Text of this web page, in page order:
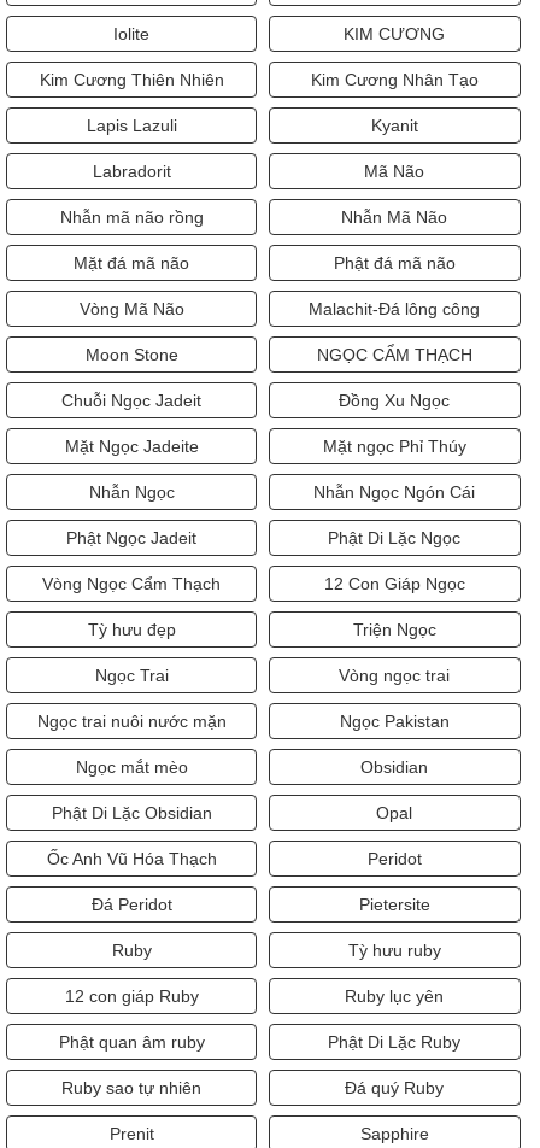
Iolite KIM CƯƠNG
Kim Cương Thiên Nhiên Kim Cương Nhân Tạo
Lapis Lazuli Kyanit
Labradorit Mã Não
Nhẫn mã não rồng Nhẫn Mã Não
Mặt đá mã não Phật đá mã não
Vòng Mã Não Malachit-Đá lông công
Moon Stone NGỌC CẨM THẠCH
Chuỗi Ngọc Jadeit Đồng Xu Ngọc
Mặt Ngọc Jadeite Mặt ngọc Phỉ Thúy
Nhẫn Ngọc Nhẫn Ngọc Ngón Cái
Phật Ngọc Jadeit Phật Di Lặc Ngọc
Vòng Ngọc Cẩm Thạch 12 Con Giáp Ngọc
Tỳ hưu đẹp Triện Ngọc
Ngọc Trai Vòng ngọc trai
Ngọc trai nuôi nước mặn Ngọc Pakistan
Ngọc mắt mèo Obsidian
Phật Di Lặc Obsidian Opal
Ốc Anh Vũ Hóa Thạch Peridot
Đá Peridot Pietersite
Ruby Tỳ hưu ruby
12 con giáp Ruby Ruby lục yên
Phật quan âm ruby Phật Di Lặc Ruby
Ruby sao tự nhiên Đá quý Ruby
Prenit Sapphire